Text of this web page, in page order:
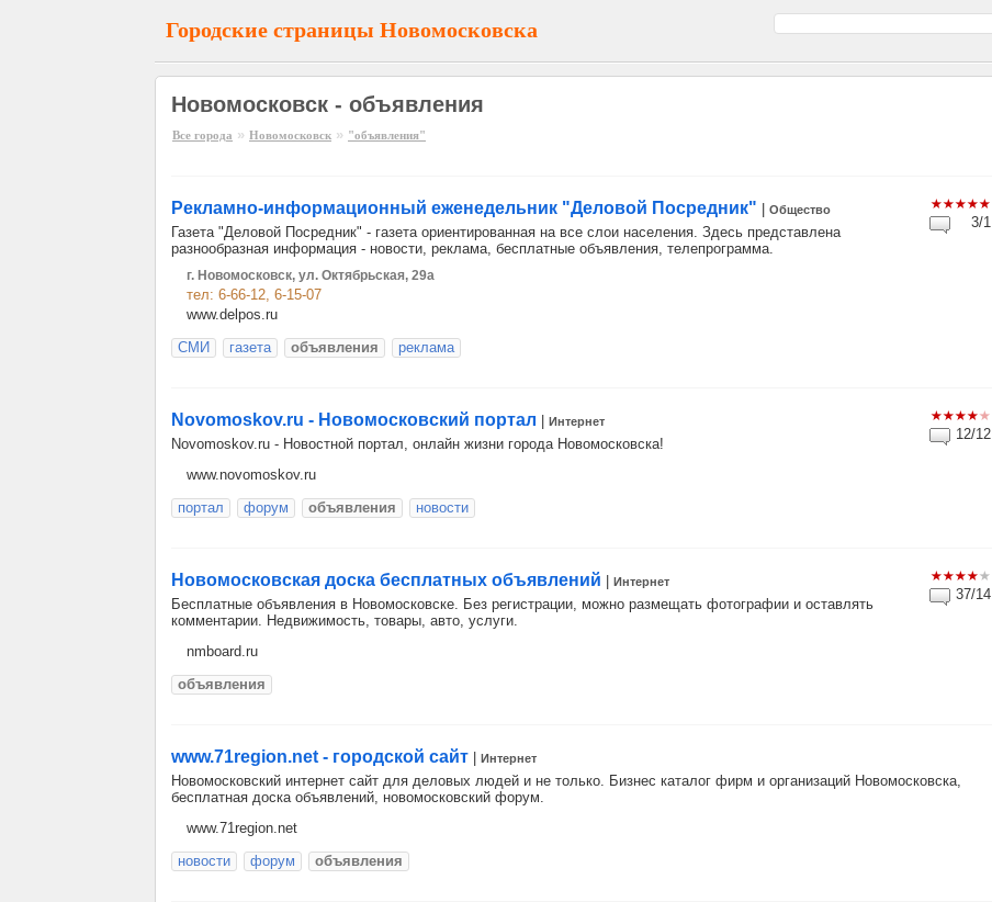
Городские страницы Новомосковска
Новомосковск - объявления
Все города » Новомосковск » "объявления"
3/1
Рекламно-информационный еженедельник "Деловой Посредник" Общество
Газета "Деловой Посредник" - газета ориентированная на все слои населения. Здесь представлена
разнообразная информация - новости, реклама, бесплатные объявления, телепрограмма.
г. Новомосковск, ул. Октябрьская, 29а
тел: 6-66-12, 6-15-07
www.delpos.ru
СМИ
газета объявления реклама
12/12
Novomoskov.ru - Новомосковский портал Интернет
Novomoskov.ru - Новостной портал, онлайн жизни города Новомосковска!
www.novomoskov.ru
портал
форум объявления новости
37/14
Новомосковская доска бесплатных объявлений Интернет
Бесплатные объявления в Новомосковске. Без регистрации, можно размещать фотографии и оставлять
комментарии. Недвижимость, товары, авто, услуги.
nmboard.ru
объявления
www.71region.net - городской сайт Интернет
Новомосковский интернет сайт для деловых людей и не только. Бизнес каталог фирм и организаций Новомосковска,
бесплатная доска объявлений, новомосковский форум.
www.71region.net
новости
форум объявления